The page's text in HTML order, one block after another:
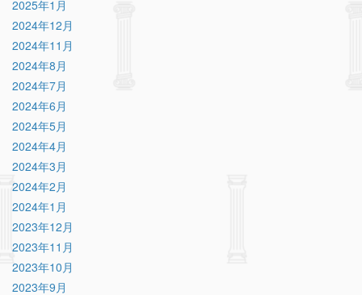
2025年1月
2024年12月
2024年11月
2024年8月
2024年7月
2024年6月
2024年5月
2024年4月
2024年3月
2024年2月
2024年1月
2023年12月
2023年11月
2023年10月
2023年9月